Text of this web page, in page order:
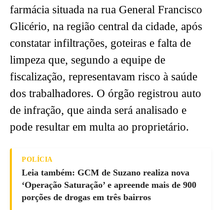
farmácia situada na rua General Francisco
Glicério, na região central da cidade, após
constatar infiltrações, goteiras e falta de
limpeza que, segundo a equipe de
fiscalização, representavam risco à saúde
dos trabalhadores. O órgão registrou auto
de infração, que ainda será analisado e
pode resultar em multa ao proprietário.
POLÍCIA
Leia também: GCM de Suzano realiza nova
‘Operação Saturação’ e apreende mais de 900
porções de drogas em três bairros